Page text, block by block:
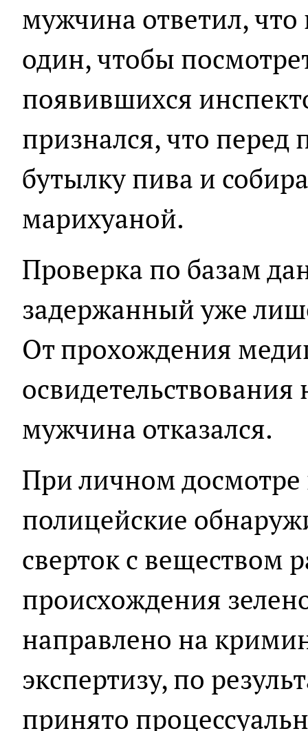
мужчина ответил,
один, чтобы
появившихся
признался, что перед
бутылку пива и
марихуаной.
Проверка по базам
задержанный уже
От прохождения
мужчина отказался.
При личном досмотре
полицейские
сверток с веществом
происхождения
направлено на
экспертизу, по
принято